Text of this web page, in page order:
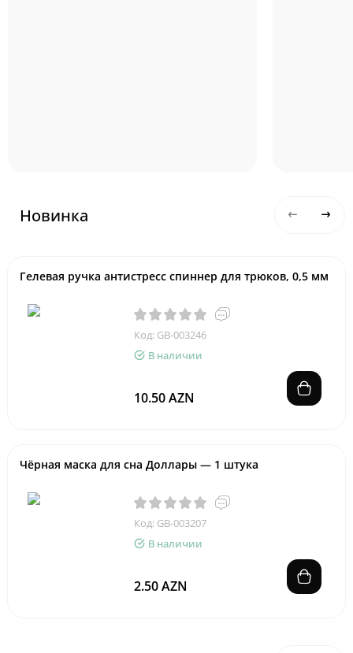
Новинка
Гелевая ручка антистресс спиннер для трюков, 0,5 мм
Код: GB-003246
В наличии
10.50 AZN
Чёрная маска для сна Доллары — 1 штука
Код: GB-003207
В наличии
2.50 AZN